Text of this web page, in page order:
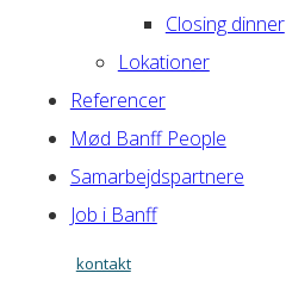
Closing dinner
Lokationer
Referencer
Mød Banff People
Samarbejdspartnere
Job i Banff
kontakt